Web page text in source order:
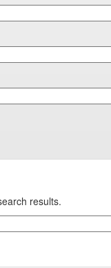
results.